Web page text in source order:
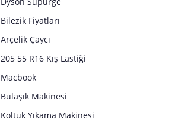
Bilezik Fiyatları
Arçelik Çaycı
205 55 R16 Kış Lastiği
Macbook
Bulaşık Makinesi
Koltuk Yıkama Makinesi